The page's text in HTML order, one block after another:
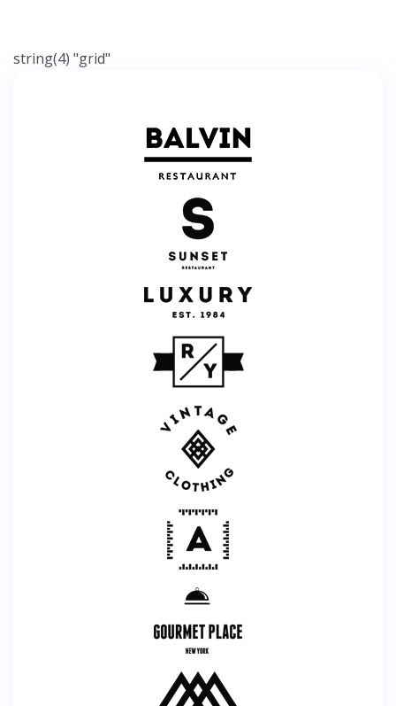
string(4) "grid"